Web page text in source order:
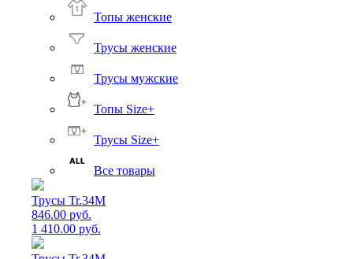
Топы женские
Трусы женские
Трусы мужские
Топы Size+
Трусы Size+
Все товары
Трусы Tr.34M
846.00 руб.
1 410.00 руб.